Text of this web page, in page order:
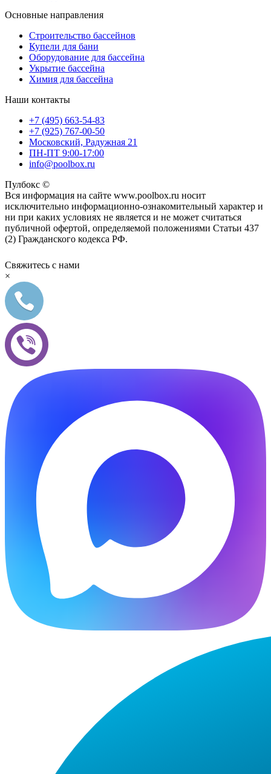
Основные направления
Строительство бассейнов
Купели для бани
Оборудование для бассейна
Укрытие бассейна
Химия для бассейна
Наши контакты
+7 (495) 663-54-83
+7 (925) 767-00-50
Московский, Радужная 21
ПН-ПТ 9:00-17:00
info@poolbox.ru
Пулбокс ©
Вся информация на сайте www.poolbox.ru носит
исключительно информационно-ознакомительный характер и
ни при каких условиях не является и не может считаться
публичной офертой, определяемой положениями Статьи 437
(2) Гражданского кодекса РФ.
Свяжитесь с нами
×